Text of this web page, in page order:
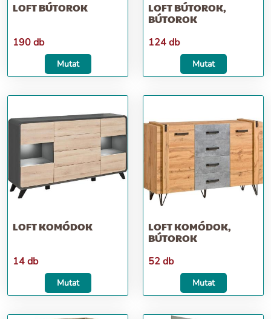
LOFT BÚTOROK
190 db
Mutat
LOFT BÚTOROK,
BÚTOROK
124 db
Mutat
LOFT KOMÓDOK
14 db
Mutat
LOFT KOMÓDOK,
BÚTOROK
52 db
Mutat